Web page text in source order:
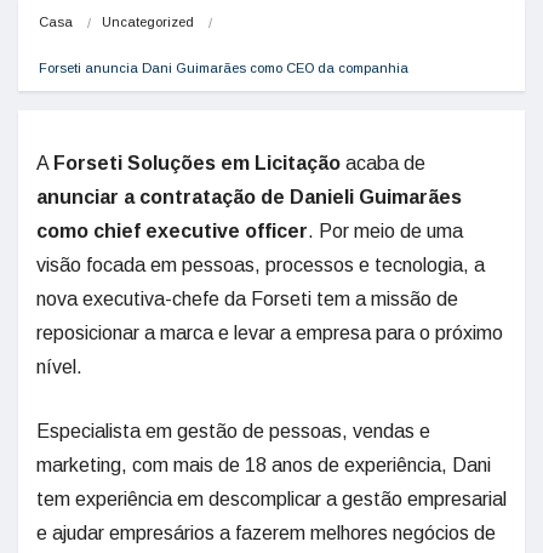
Casa Uncategorized
Forseti anuncia Dani Guimarães como CEO da companhia
A Forseti Soluções em Licitação acaba de
anunciar a contratação de Danieli Guimarães
como chief executive officer. Por meio de uma
visão focada em pessoas, processos e tecnologia, a
nova executiva-chefe da Forseti tem a missão de
reposicionar a marca e levar a empresa para o próximo
nível.
Especialista em gestão de pessoas, vendas e
marketing, com mais de 18 anos de experiência, Dani
tem experiência em descomplicar a gestão empresarial
e ajudar empresários a fazerem melhores negócios de